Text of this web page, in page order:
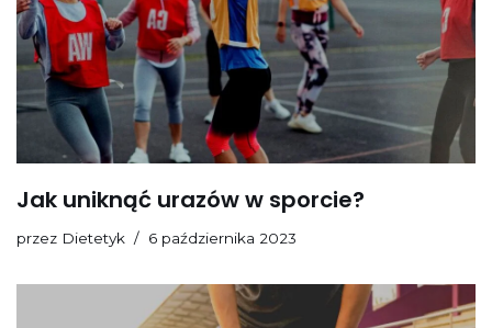
Jak uniknąć urazów w sporcie?
przez Dietetyk 6 października 2023